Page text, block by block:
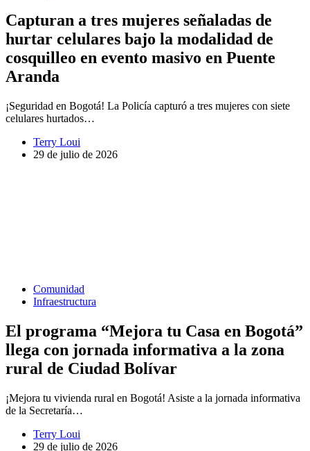
Capturan a tres mujeres señaladas de
hurtar celulares bajo la modalidad de
cosquilleo en evento masivo en Puente
Aranda
¡Seguridad en Bogotá! La Policía capturó a tres mujeres con siete
celulares hurtados…
Terry Loui
29 de julio de 2026
Comunidad
Infraestructura
El programa “Mejora tu Casa en Bogotá”
llega con jornada informativa a la zona
rural de Ciudad Bolívar
¡Mejora tu vivienda rural en Bogotá! Asiste a la jornada informativa
de la Secretaría…
Terry Loui
29 de julio de 2026